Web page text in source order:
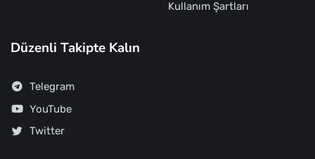
Kullanım Şartları
Düzenli Takipte Kalın
Telegram
YouTube
Twitter